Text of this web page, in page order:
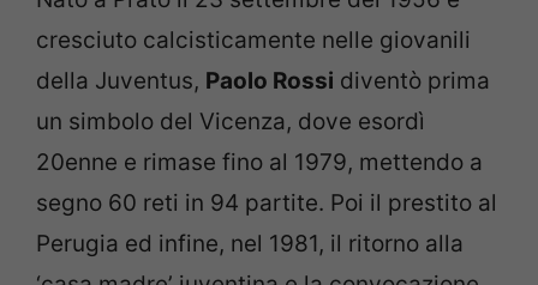
cresciuto calcisticamente nelle giovanili
della Juventus, Paolo Rossi diventò prima
un simbolo del Vicenza, dove esordì
20enne e rimase fino al 1979, mettendo a
segno 60 reti in 94 partite. Poi il prestito al
Perugia ed infine, nel 1981, il ritorno alla